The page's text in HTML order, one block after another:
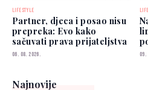
LIFESTYLE
Partner, djeca i posao nisu
prepreka: Evo kako
sačuvati prava prijateljstva
06. 08. 2026. 09.
Najnovije